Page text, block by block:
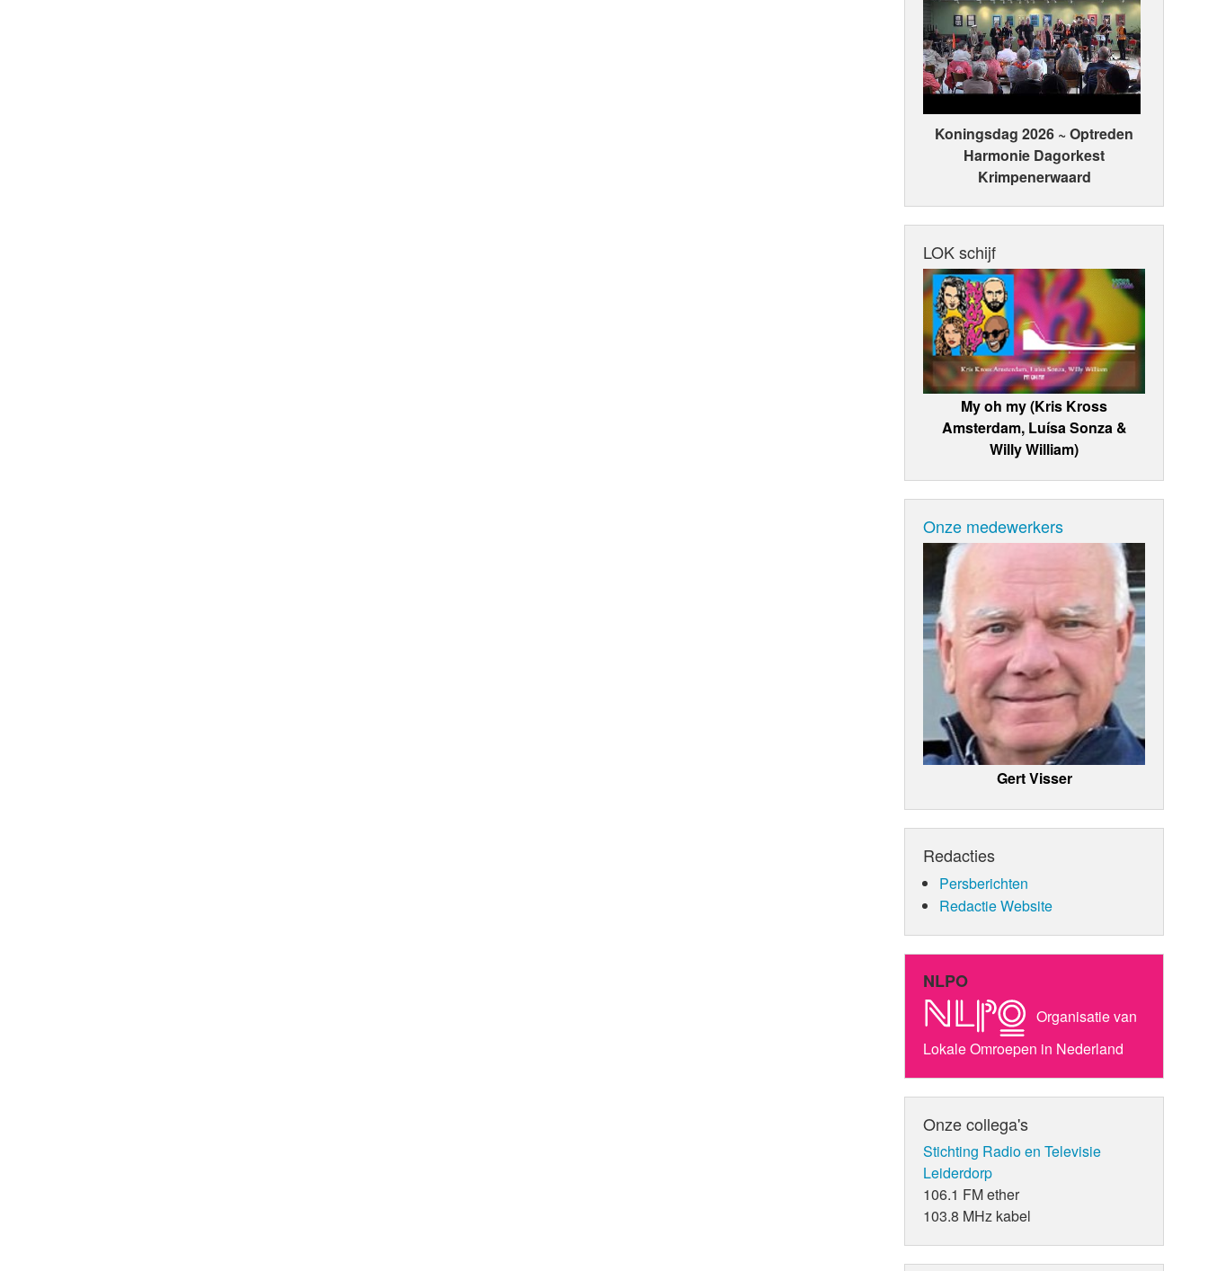
Koningsdag 2026 ~ Optreden
Harmonie Dagorkest
Krimpenerwaard
LOK schijf
My oh my (Kris Kross
Amsterdam, Luísa Sonza &
Willy William)
Onze medewerkers
Gert Visser
Redacties
Persberichten
Redactie Website
NLPO
Organisatie van
Lokale Omroepen in Nederland
Onze collega's
Stichting Radio en Televisie
Leiderdorp
106.1 FM ether
103.8 MHz kabel